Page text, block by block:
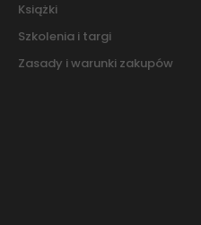
Książki
Szkolenia i targi
Zasady i warunki zakupów